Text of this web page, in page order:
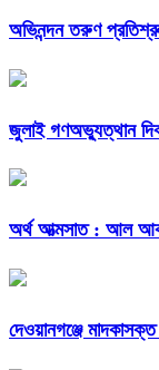
অভিনন্দন তরুণ
জুলাই গণঅভ্যুত্থান
অর্থ আত্মসাত : আল
দেওয়ানগঞ্জে